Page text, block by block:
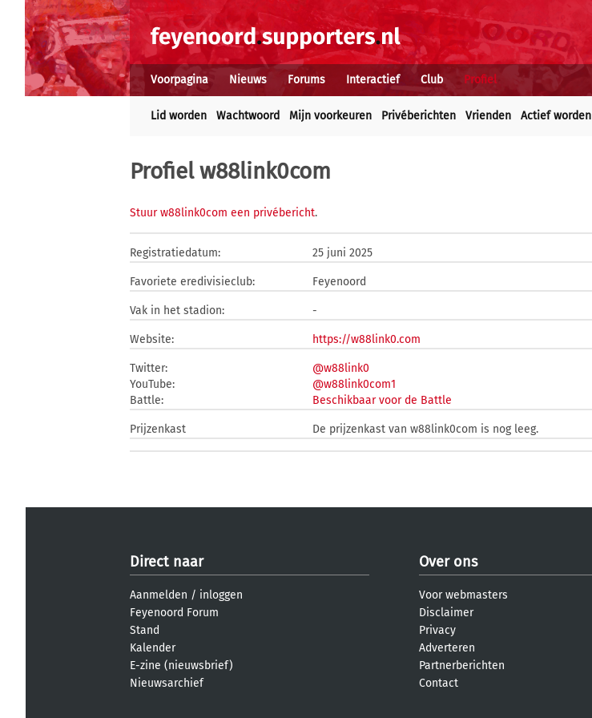
Voorpagina Nieuws Forums Interactief Club Profiel
Lid worden Wachtwoord Mijn voorkeuren Privéberichten Vrienden Actief worden
Profiel w88link0com
Stuur w88link0com een privébericht.
Registratiedatum: 25 juni 2025
Favoriete eredivisieclub: Feyenoord
Vak in het stadion: -
Website: https://w88link0.com
Twitter:
@w88link0
YouTube:
@w88link0com1
Battle:
Beschikbaar voor de Battle
Prijzenkast De prijzenkast van w88link0com is nog leeg.
Direct naar
Aanmelden / inloggen
Feyenoord Forum
Stand
Kalender
E-zine (nieuwsbrief)
Nieuwsarchief
Over ons
Voor webmasters
Disclaimer
Privacy
Adverteren
Partnerberichten
Contact